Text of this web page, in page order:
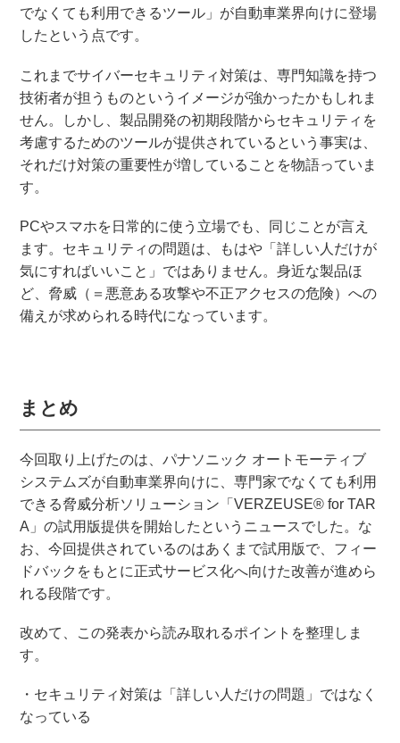
でなくても利用できるツール」が自動車業界向けに登場
したという点です。
これまでサイバーセキュリティ対策は、専門知識を持つ
技術者が担うものというイメージが強かったかもしれま
せん。しかし、製品開発の初期段階からセキュリティを
考慮するためのツールが提供されているという事実は、
それだけ対策の重要性が増していることを物語っていま
す。
PCやスマホを日常的に使う立場でも、同じことが言え
ます。セキュリティの問題は、もはや「詳しい人だけが
気にすればいいこと」ではありません。身近な製品ほ
ど、脅威（＝悪意ある攻撃や不正アクセスの危険）への
備えが求められる時代になっています。
まとめ
今回取り上げたのは、パナソニック オートモーティブ
システムズが自動車業界向けに、専門家でなくても利用
できる脅威分析ソリューション「VERZEUSE® for TAR
A」の試用版提供を開始したというニュースでした。な
お、今回提供されているのはあくまで試用版で、フィー
ドバックをもとに正式サービス化へ向けた改善が進めら
れる段階です。
改めて、この発表から読み取れるポイントを整理しま
す。
・セキュリティ対策は「詳しい人だけの問題」ではなく
なっている